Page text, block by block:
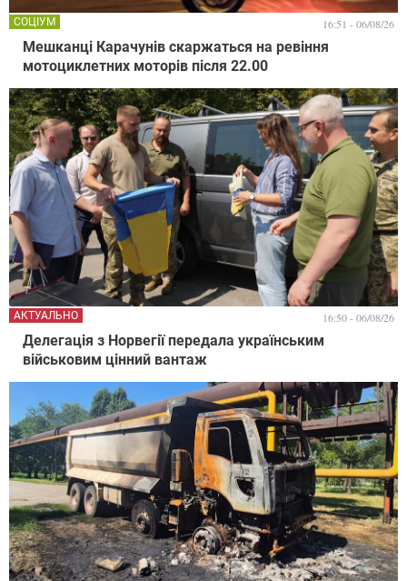
Мешканці Карачунів скаржаться на ревіння
мотоциклетних моторів після 22.00
СОЦІУМ 16:51 - 06/08/26
Делегація з Норвегії передала українським
військовим цінний вантаж
АКТУАЛЬНО 16:50 - 06/08/26